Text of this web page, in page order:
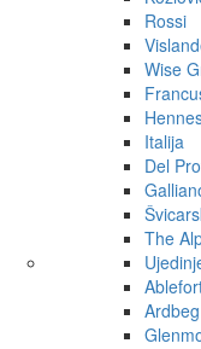
Rossi
Wise
Italija
Del
The
Ardbeg